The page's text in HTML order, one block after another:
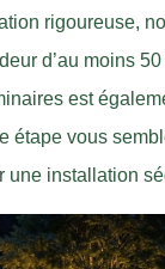
rigoureuse,
d’au moins
est
étape vous
une installation